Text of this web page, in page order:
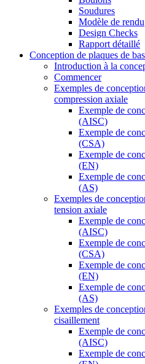
Soudures
Modèle de rendu
Design Checks
Rapport détaillé
Conception de plaques de
Introduction à la
Commencer
Exemples de
compression axiale
Exemple de
(AISC)
Exemple de
(CSA)
Exemple de
(EN)
Exemple de
(AS)
Exemples de
tension axiale
Exemple de
(AISC)
Exemple de
(CSA)
Exemple de
(EN)
Exemple de
(AS)
Exemples de
cisaillement
Exemple de
(AISC)
Exemple de